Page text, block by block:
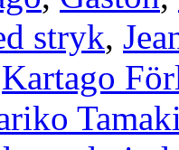
stryk,
Kartago